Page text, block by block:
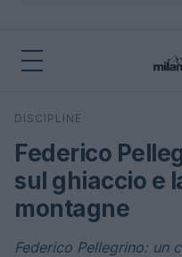
Cerca
DISCIPLINE
Federico
sul ghiaccio e
montagne
Federico Pellegrino: un